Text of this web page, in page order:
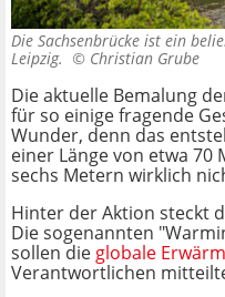
Die Sachsenbrücke ist ein
Leipzig. © Christian Grube
Die aktuelle Bemalung
für so einige fragende
Wunder, denn das
einer Länge von etwa
sechs Metern wirklich
Hinter der Aktion steckt
Die sogenannten
sollen die globale
Verantwortlichen